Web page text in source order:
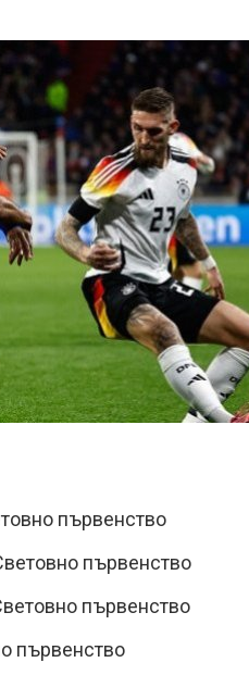
първенство
първенство
първенство
първенство